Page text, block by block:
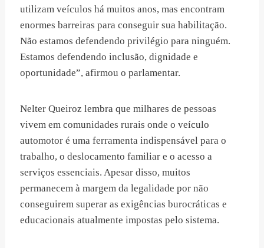
utilizam veículos há muitos anos, mas encontram
enormes barreiras para conseguir sua habilitação.
Não estamos defendendo privilégio para ninguém.
Estamos defendendo inclusão, dignidade e
oportunidade”, afirmou o parlamentar.
Nelter Queiroz lembra que milhares de pessoas
vivem em comunidades rurais onde o veículo
automotor é uma ferramenta indispensável para o
trabalho, o deslocamento familiar e o acesso a
serviços essenciais. Apesar disso, muitos
permanecem à margem da legalidade por não
conseguirem superar as exigências burocráticas e
educacionais atualmente impostas pelo sistema.